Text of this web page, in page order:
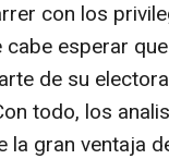
con los
cabe esperar
de su
todo, los
la gran ventaja